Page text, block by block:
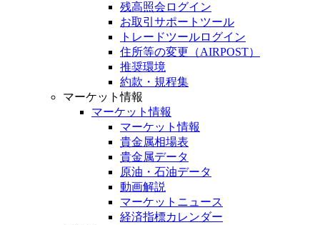
残高照会ログイン
お取引サポートツール
トレードツールログイン
住所等の変更（AIRPOST）
推奨環境
約款・規程集
マーケット情報
マーケット情報
マーケット情報
貴金属相場表
貴金属データ
原油・石油データ
動画解説
マーケットニュース
経済指標カレンダー